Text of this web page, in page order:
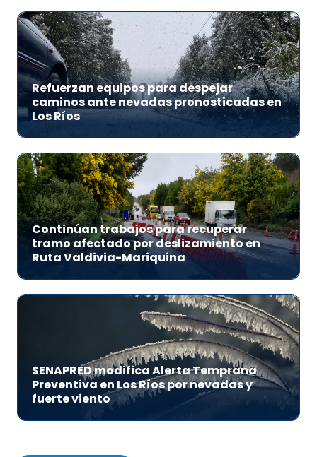
Refuerzan equipos para despejar
caminos ante nevadas pronosticadas en
Los Ríos
Continúan trabajos para recuperar
tramo afectado por deslizamiento en
Ruta Valdivia-Mariquina
SENAPRED modifica Alerta Temprana
Preventiva en Los Ríos por nevadas y
fuerte viento